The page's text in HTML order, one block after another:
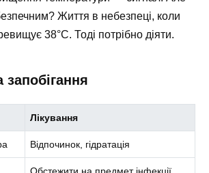
Життя в небезпеці, коли
38°C. Тоді потрібно діяти.
запобігання
Лікування
Відпочинок, гідратація
Обстежити на предмет інфекції,